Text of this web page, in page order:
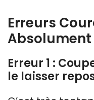
Erreurs
Absolument
Erreur 1 :
le laisser